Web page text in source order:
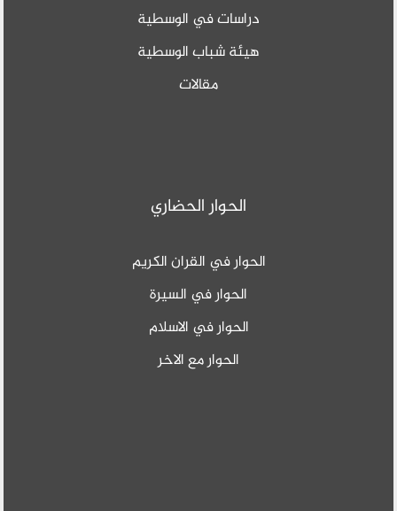
دراسات في الوسطية
هيئة شباب الوسطية
مقالات
الحوار الحضاري
الحوار في القران الكريم
الحوار في السيرة
الحوار في الاسلام
الحوار مع الاخر